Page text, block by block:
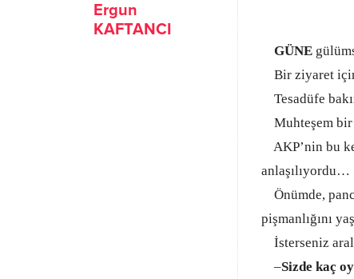
Ergun
KAFTANCI
GÜNE
Bir ziyaret
Tesadüfe
Muhteşem
AKP’nin bu
anlaşılıyordu…
Önümde,
pişmanlığını
İsterseniz
–Sizde kaç